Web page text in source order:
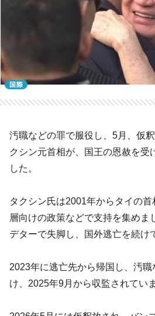
国際
汚職などの罪で服役し、5月、仮
クシン元首相が、国王の恩赦を受
した。
タクシン氏は2001年からタイの
層向けの政策などで支持を集めま
デターで失脚し、国外逃亡を続け
2023年に逃亡先から帰国し、汚
け、2025年9月から収監されてい